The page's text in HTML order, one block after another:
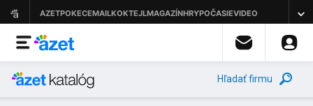
Hľadať firmu